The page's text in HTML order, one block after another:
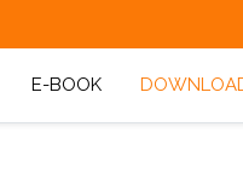
E-BOOK